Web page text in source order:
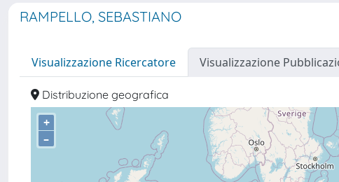
RAMPELLO, SEBASTIANO
Visualizzazione Ricercatore Visualizzazione
Distribuzione geografica
+
–